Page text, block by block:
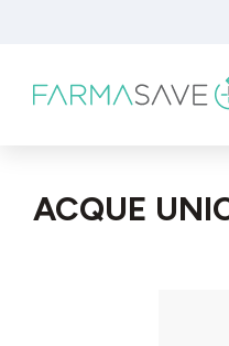
Passa alla navigazione
ACQUE